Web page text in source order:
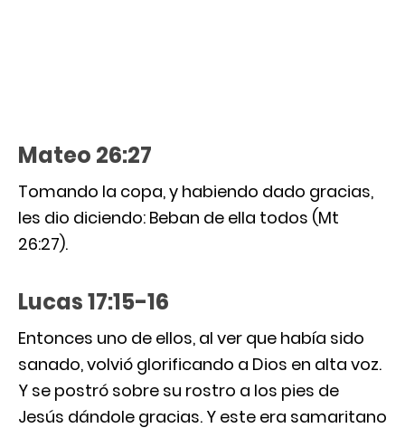
Mateo 26:27
Tomando la copa, y habiendo dado gracias,
les dio diciendo: Beban de ella todos (Mt
26:27).
Lucas 17:15-16
Entonces uno de ellos, al ver que había sido
sanado, volvió glorificando a Dios en alta voz.
Y se postró sobre su rostro a los pies de
Jesús dándole gracias. Y este era samaritano